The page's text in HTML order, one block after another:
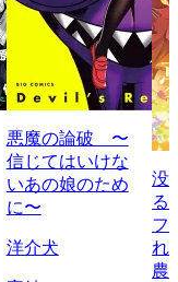
悪魔の論破 〜
信じてはいけな
いあの娘のため
に〜
洋介犬
没
る
フ
れ
農